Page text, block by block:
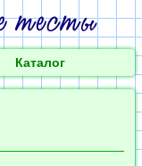
Каталог